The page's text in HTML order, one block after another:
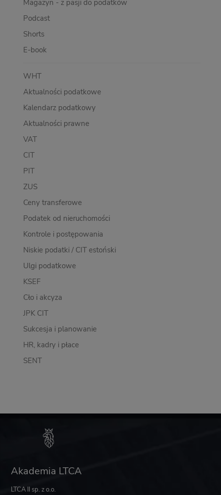
Magazyn - z pasji do podatków
Podcast
Shorts
E-book
WHT
Aktualności podatkowe
Kalendarz podatkowy
Aktualności prawne
VAT
CIT
PIT
ZUS
Ceny transferowe
Podatek od nieruchomości
Kontrole i postępowania
Niskie podatki / CIT estoński
Ulgi podatkowe
KSEF
Cło i akcyza
JPK CIT
Sukcesja i planowanie
HR, kadry i płace
SENT
Akademia LTCA
LTCA II sp. z o.o.